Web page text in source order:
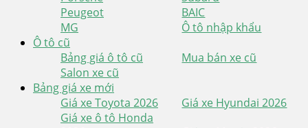
Peugeot
BAIC
MG
Ô tô nhập khẩu
Ô tô cũ
Bảng giá ô tô cũ
Mua bán xe cũ
Salon xe cũ
Bảng giá xe mới
Giá xe Toyota 2026
Giá xe Hyundai 2026
Giá xe ô tô Honda